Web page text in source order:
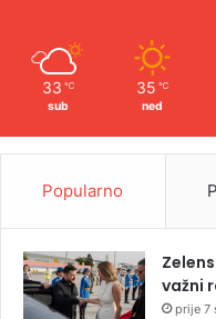
33 ℃
sub
35 ℃
ned
Popularno
važni
prije 7